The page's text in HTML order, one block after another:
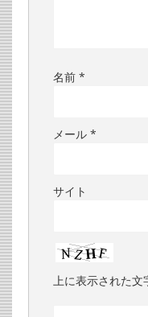
名前 *
メール *
サイト
上に表示された文